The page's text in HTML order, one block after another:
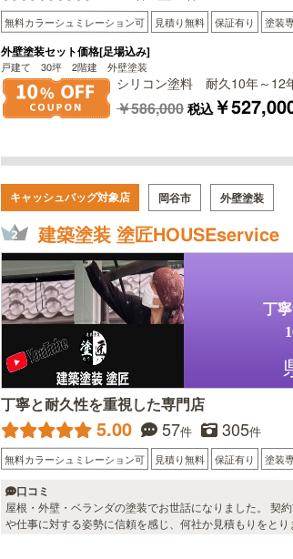
無料カラーシュミレーション可 見積り無料 保証有り 塗装
外壁塗装セット価格[足場込み]
戸建て 30坪 2階建 外壁塗装
シリコン塗料 耐久10年～12
￥586,000 税込￥
キャッシュバッグ対象店 岡谷市 外壁塗装
建築塗装 塗匠HOUSEservice
丁
丁寧と耐久性を重視した専門店
5.00 57件 305件
無料カラーシュミレーション可 見積り無料 保証有り 塗装
口コミ
屋根・外壁・ベランダの塗装でお世話になりました。 契
や仕事に対する姿勢に信頼を感じ、何社か見積もりをと